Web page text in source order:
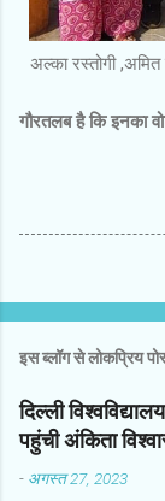
अल्का रस्तोगी ,अमित
गौरतलब है कि इनका
इस ब्लॉग से लोकप्रिय
दिल्ली
पहुंची अंकिता
- अगस्त 27, 2023